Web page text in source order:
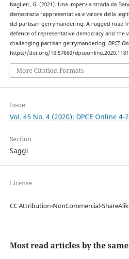
Naglieri, G. (2021). Una impervia strada da
democrazia rappresentativa e valore della
del partisan gerrymandering: A rugged road
defence of representative democracy and the
challenging partisan gerrymandering. DPCE
https://doi.org/10.57660/dpceonline.2020.1181
More Citation Formats
Issue
Vol. 45 No. 4 (2020): DPCE Online 4-
Section
Saggi
License
CC Attribution-NonCommercial-
Most read articles by the